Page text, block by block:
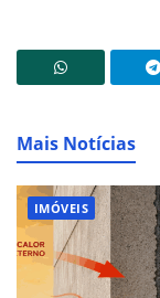
Mais Notícias
IMÓVEIS